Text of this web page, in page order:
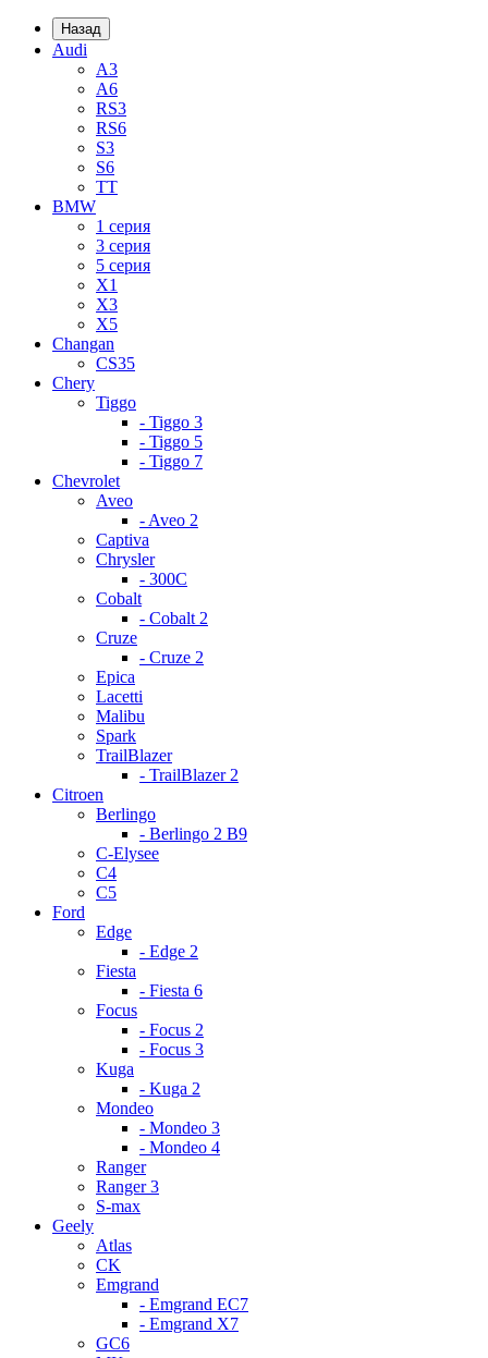
Назад
Audi
A3
A6
RS3
RS6
S3
S6
TT
BMW
1 серия
3 серия
5 серия
X1
X3
X5
Changan
CS35
Chery
Tiggo
- Tiggo 3
- Tiggo 5
- Tiggo 7
Chevrolet
Aveo
- Aveo 2
Captiva
Chrysler
- 300С
Cobalt
- Cobalt 2
Cruze
- Cruze 2
Epica
Lacetti
Malibu
Spark
TrailBlazer
- TrailBlazer 2
Citroen
Berlingo
- Berlingo 2 B9
C-Elysee
C4
C5
Ford
Edge
- Edge 2
Fiesta
- Fiesta 6
Focus
- Focus 2
- Focus 3
Kuga
- Kuga 2
Mondeo
- Mondeo 3
- Mondeo 4
Ranger
Ranger 3
S-max
Geely
Atlas
CK
Emgrand
- Emgrand EC7
- Emgrand X7
GC6